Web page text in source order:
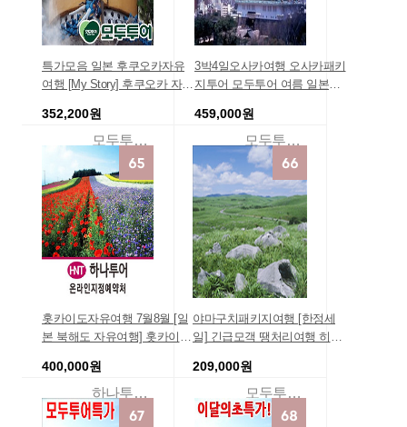
특가모음 일본 후쿠오카자유
여행 [My Story] 후쿠오카 자유
에어텔 대구출발 2박3일저렴
한 가족여행 효도여행 홈쇼핑
여행상품 여행경비견적
352,200원
모두투어여행
3박4일오사카여행 오사카패키
지투어 모두투어 여름 일본여
카야마 쿠라시키 온천 4일 전
일 더블 초저가 모두투어땡처
리 항공땡처리 좌석확보 여행
비용
459,000원
모두투어패키지여행몰
홋카이도자유여행 7월8월 [일
본 북해도 자유여행] 홋카이도
세일] 여름 사전예약할인 특가
인기상품순위 2박3일/가족휴
양지/땡처리할인 [핵심일주]
400,000원
하나투어온라인지정예약처
야마구치패키지여행 [한정세
일] 긴급모객 땡처리여행 히트
보◁[초특가]★실속있게 알차
게★ 일본여행 특급 인기패키
지 해외여행지추천 [연휴]
209,000원
모두투어땡처리해외여행